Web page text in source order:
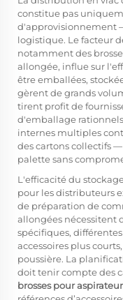
constitue pas
d'approvisionnement
logistique. Le facteur
notamment des
allongée, influe sur
être emballées,
gèrent de grands
tirent profit de
d'emballage
internes multiples
des cartons collectifs
palette sans
L'efficacité du
pour les distributeurs
de préparation de
allongées nécessitent
spécifiques,
accessoires plus
poussière. La
doit tenir compte des
brosses pour